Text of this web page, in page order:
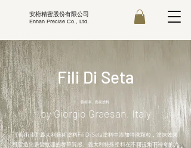
安桁精密股份有限公司
Enhan Precise Co., Ltd.
Fili Di Seta
​藝術漆、藝術塗料
by Giorgio Graesan, Italy
【藝術漆】義大利藝術塗料Fili Di Seta塗料中添加特殊顆粒，塗抹效果
可營造出多變紋理的奢華質感。義大利特殊塗料在不同視角下神奇的光